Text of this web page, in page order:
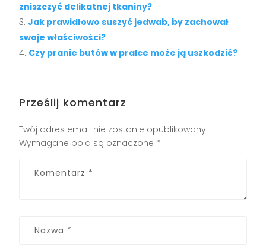
zniszczyć delikatnej tkaniny?
Jak prawidłowo suszyć jedwab, by zachował
swoje właściwości?
Czy pranie butów w pralce może ją uszkodzić?
Prześlij komentarz
Twój adres email nie zostanie opublikowany.
Wymagane pola są oznaczone *